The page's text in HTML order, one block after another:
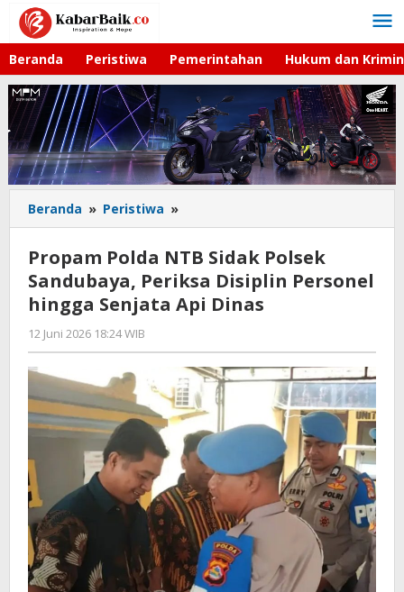
Lewati
konten
Beranda Peristiwa Pemerintahan Hukum dan
Beranda » Peristiwa »
Polda
Sidak
Polsek
Sandubaya,
hingga
Senjata
Api
Dinas
Propam Polda NTB Sidak Polsek
Sandubaya, Periksa Disiplin Personel
hingga Senjata Api Dinas
12 Juni 2026 18:24 WIB
Faisal